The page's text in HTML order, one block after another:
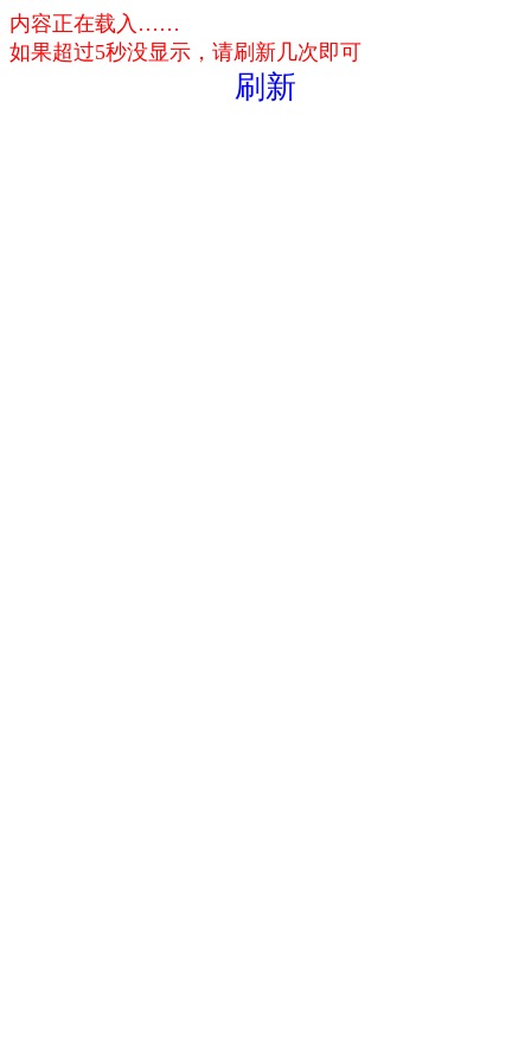
内容正在载入……
如果超过5秒没显示，请刷新几次即可
刷新